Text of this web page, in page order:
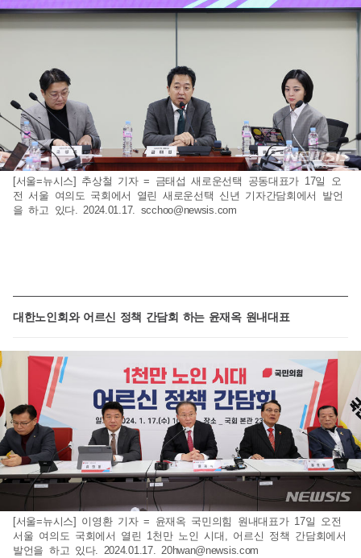
[서울=뉴시스] 추상철 기자 = 금태섭 새로운선택 공동대표가 17일 오
전 서울 여의도 국회에서 열린 새로운선택 신년 기자간담회에서 발언
을 하고 있다. 2024.01.17. scchoo@newsis.com
대한노인회와 어르신 정책 간담회 하는 윤재옥 원내대표
[서울=뉴시스] 이영환 기자 = 윤재옥 국민의힘 원내대표가 17일 오전
서울 여의도 국회에서 열린 1천만 노인 시대, 어르신 정책 간담회에서
발언을 하고 있다. 2024.01.17. 20hwan@newsis.com